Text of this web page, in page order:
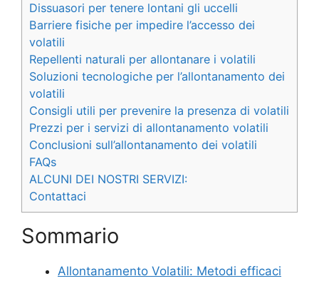
Dissuasori per tenere lontani gli uccelli
Barriere fisiche per impedire l’accesso dei
volatili
Repellenti naturali per allontanare i volatili
Soluzioni tecnologiche per l’allontanamento dei
volatili
Consigli utili per prevenire la presenza di volatili
Prezzi per i servizi di allontanamento volatili
Conclusioni sull’allontanamento dei volatili
FAQs
ALCUNI DEI NOSTRI SERVIZI:
Contattaci
Sommario
Allontanamento Volatili: Metodi efficaci